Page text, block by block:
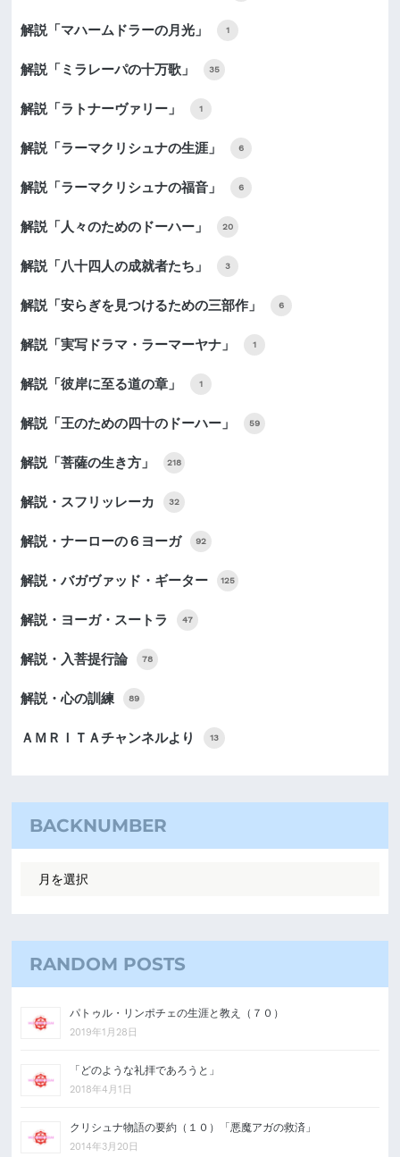
解説「マハームドラーの月光」 1
解説「ミラレーパの十万歌」 35
解説「ラトナーヴァリー」 1
解説「ラーマクリシュナの生涯」 6
解説「ラーマクリシュナの福音」 6
解説「人々のためのドーハー」 20
解説「八十四人の成就者たち」 3
解説「安らぎを見つけるための三部作」 6
解説「実写ドラマ・ラーマーヤナ」 1
解説「彼岸に至る道の章」 1
解説「王のための四十のドーハー」 59
解説「菩薩の生き方」 218
解説・スフリッレーカ 32
解説・ナーローの６ヨーガ 92
解説・バガヴァッド・ギーター 125
解説・ヨーガ・スートラ 47
解説・入菩提行論 78
解説・心の訓練 89
ＡＭＲＩＴＡチャンネルより 13
BACKNUMBER
RANDOM POSTS
パトゥル・リンポチェの生涯と教え（７０）
2019年1月28日
「どのような礼拝であろうと」
2018年4月1日
クリシュナ物語の要約（１０）「悪魔アガの救済」
2014年3月20日